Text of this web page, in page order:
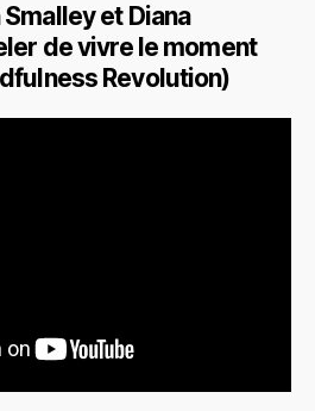
et Diana
de vivre le moment
Revolution)